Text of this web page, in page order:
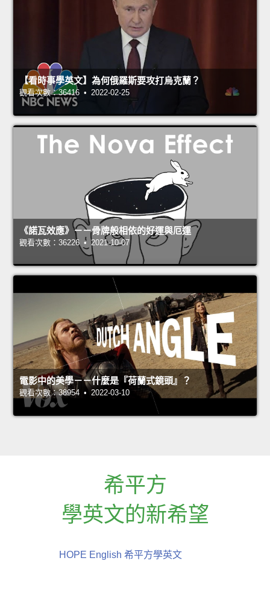
【看時事學英文】為何俄羅斯要攻打烏克蘭？
觀看次數：36416 • 2022-02-25
《諾瓦效應》－－骨牌般相依的好運與厄運
觀看次數：36226 • 2021-10-07
電影中的美學－－什麼是『荷蘭式鏡頭』？
觀看次數：38954 • 2022-03-10
希平方
學英文的新希望
HOPE English 希平方學英文